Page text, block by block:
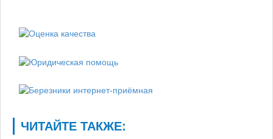
ЧИТАЙТЕ ТАКЖЕ: